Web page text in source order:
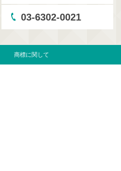
03-6302-0021
商標に関して